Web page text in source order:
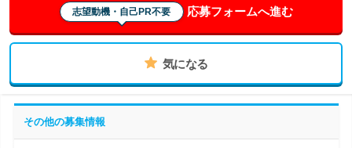
志望動機・自己PR不要 応募フォームへ進む
気になる
その他の募集情報